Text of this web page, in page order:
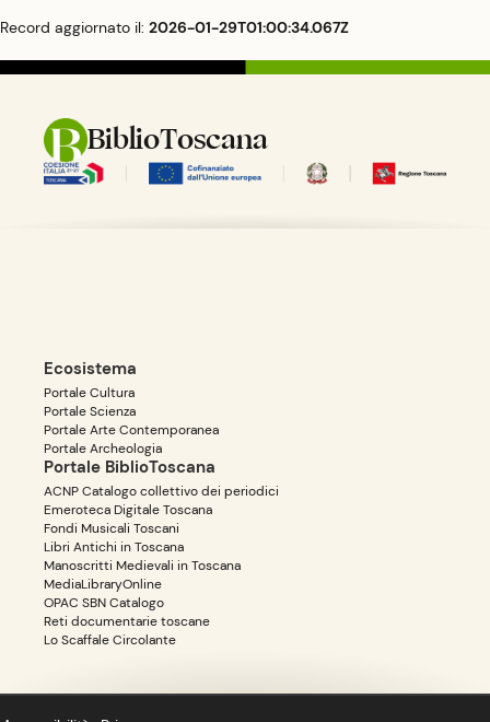
Record aggiornato il: 2026-01-29T01:00:34.067Z
BiblioToscana
Ecosistema
Portale Cultura
Portale Scienza
Portale Arte Contemporanea
Portale Archeologia
Portale BiblioToscana
ACNP Catalogo collettivo dei periodici
Emeroteca Digitale Toscana
Fondi Musicali Toscani
Libri Antichi in Toscana
Manoscritti Medievali in Toscana
MediaLibraryOnline
OPAC SBN Catalogo
Reti documentarie toscane
Lo Scaffale Circolante